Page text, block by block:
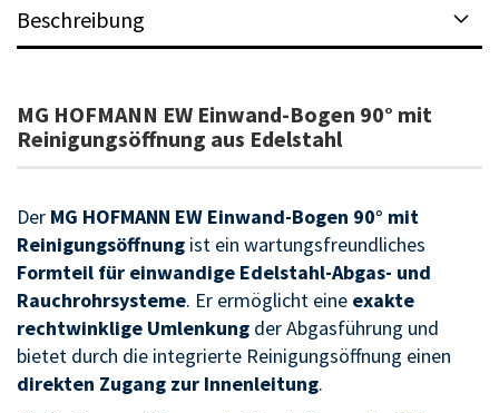
Beschreibung
MG HOFMANN EW Einwand-Bogen 90° mit
Reinigungsöffnung aus Edelstahl
Der MG HOFMANN EW Einwand-Bogen 90° mit
Reinigungsöffnung ist ein wartungsfreundliches
Formteil für einwandige Edelstahl-Abgas- und
Rauchrohrsysteme. Er ermöglicht eine exakte
rechtwinklige Umlenkung der Abgasführung und
bietet durch die integrierte Reinigungsöffnung einen
direkten Zugang zur Innenleitung.